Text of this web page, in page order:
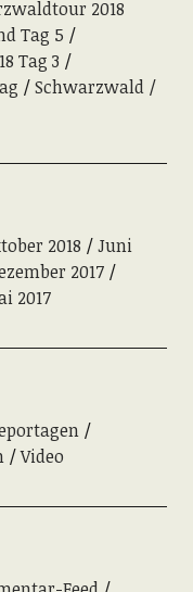
2018
Tag 5
Tag 3
Schwarzwald /
2018
Juni
2017
2017
Video